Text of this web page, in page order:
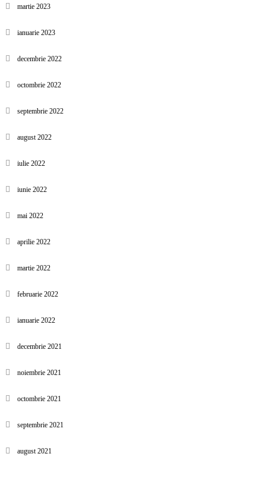
martie 2023
ianuarie 2023
decembrie 2022
octombrie 2022
septembrie 2022
august 2022
iulie 2022
iunie 2022
mai 2022
aprilie 2022
martie 2022
februarie 2022
ianuarie 2022
decembrie 2021
noiembrie 2021
octombrie 2021
septembrie 2021
august 2021